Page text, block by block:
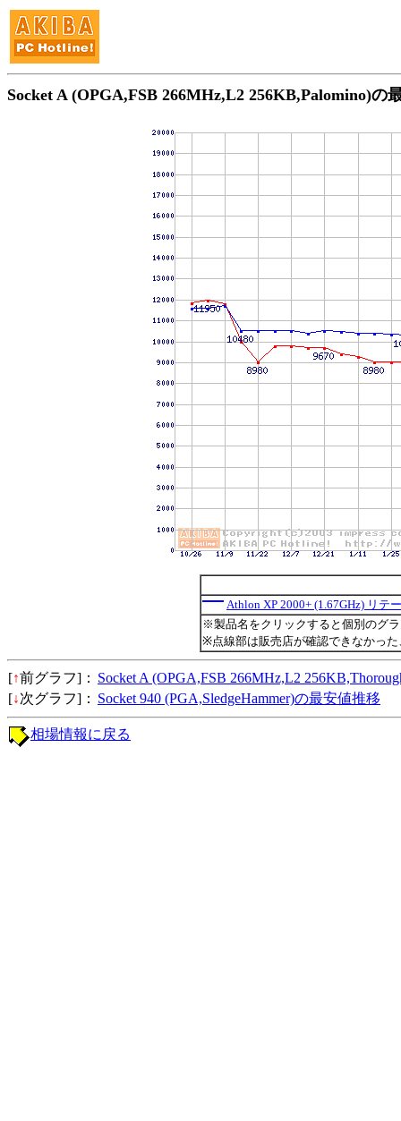
Socket A (OPGA,FSB 266MHz,L2 256KB,Palomino)の
Athlon XP 2000+ (1.67GHz) リテ
※製品名をクリックすると個別のグ
※点線部は販売店が確認できなかっ
[↑前グラフ]： Socket A (OPGA,FSB 266MHz,L2
[↓次グラフ]： Socket 940 (PGA,SledgeHammer)の最安値推移
相場情報に戻る